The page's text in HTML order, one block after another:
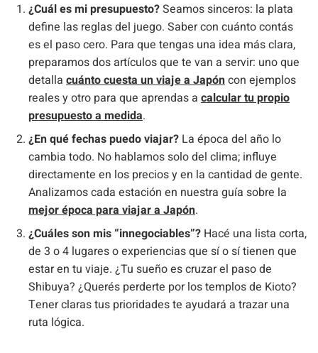
¿Cuál es mi presupuesto?Seamos sinceros: la plata
define las reglas del juego. Saber con cuánto contás
es el paso cero. Para que tengas una idea más clara,
preparamos dos artículos que te van a servir: uno que
detalla cuánto cuesta un viaje a Japóncon ejemplos
reales y otro para que aprendas a calcular tu propio
presupuesto a medida.
¿En qué fechas puedo viajar? La época del año lo
cambia todo. No hablamos solo del clima; influye
directamente en los precios y en la cantidad de gente.
Analizamos cada estación en nuestra guía sobre la
mejor época para viajar a Japón.
¿Cuáles son mis “innegociables”? Hacé una lista corta,
de 3 o 4 lugares o experiencias que sí o sí tienen que
estar en tu viaje. ¿Tu sueño es cruzar el paso de
Shibuya? ¿Querés perderte por los templos de Kioto?
Tener claras tus prioridades te ayudará a trazar una
ruta lógica.